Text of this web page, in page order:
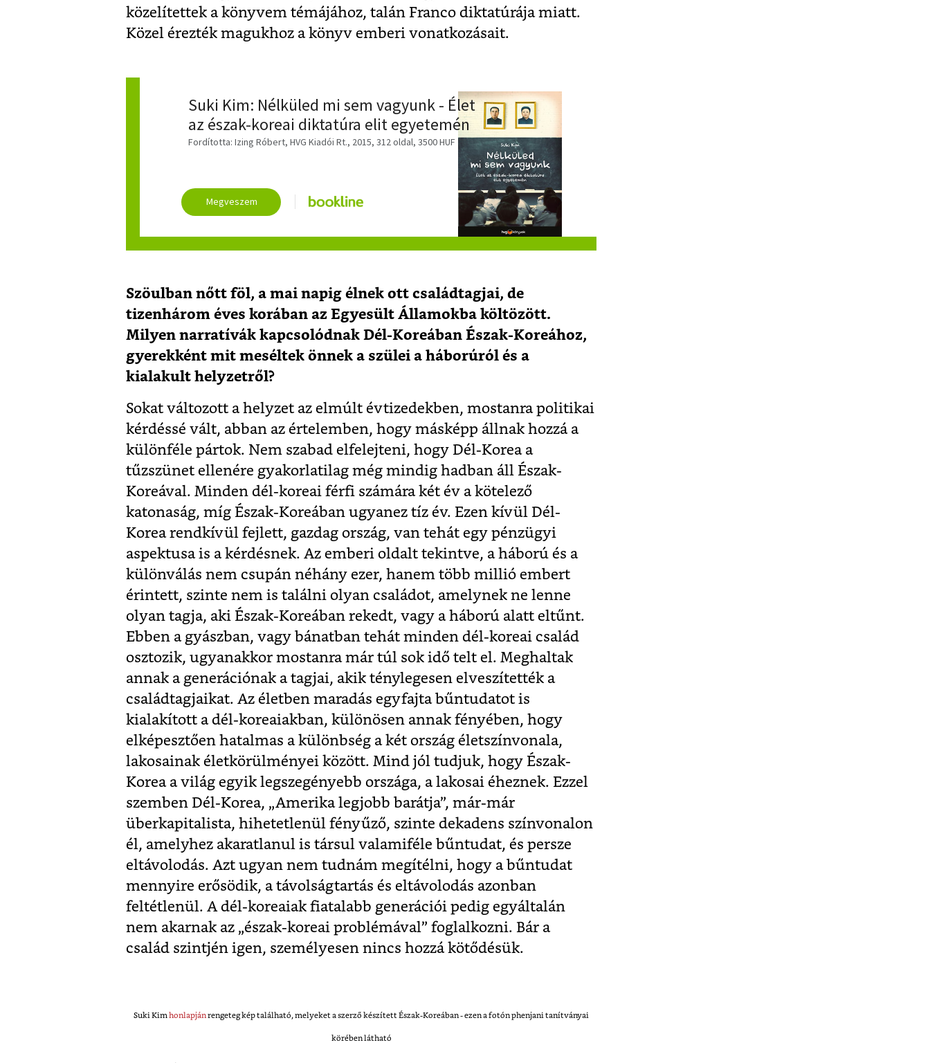
közelítettek a könyvem témájához, talán Franco diktatúrája miatt.
Közel érezték magukhoz a könyv emberi vonatkozásait.
Suki Kim: Nélküled mi sem vagyunk - Élet
az észak-koreai diktatúra elit egyetemén
Fordította: Izing Róbert, HVG Kiadói Rt., 2015, 312 oldal, 3500 HUF
Szöulban nőtt föl, a mai napig élnek ott családtagjai, de
tizenhárom éves korában az Egyesült Államokba költözött.
Milyen narratívák kapcsolódnak Dél-Koreában Észak-Koreához,
gyerekként mit meséltek önnek a szülei a háborúról és a
kialakult helyzetről?
Sokat változott a helyzet az elmúlt évtizedekben, mostanra politikai
kérdéssé vált, abban az értelemben, hogy másképp állnak hozzá a
különféle pártok. Nem szabad elfelejteni, hogy Dél-Korea a
tűzszünet ellenére gyakorlatilag még mindig hadban áll Észak-
Koreával. Minden dél-koreai férfi számára két év a kötelező
katonaság, míg Észak-Koreában ugyanez tíz év. Ezen kívül Dél-
Korea rendkívül fejlett, gazdag ország, van tehát egy pénzügyi
aspektusa is a kérdésnek. Az emberi oldalt tekintve, a háború és a
különválás nem csupán néhány ezer, hanem több millió embert
érintett, szinte nem is találni olyan családot, amelynek ne lenne
olyan tagja, aki Észak-Koreában rekedt, vagy a háború alatt eltűnt.
Ebben a gyászban, vagy bánatban tehát minden dél-koreai család
osztozik, ugyanakkor mostanra már túl sok idő telt el. Meghaltak
annak a generációnak a tagjai, akik ténylegesen elveszítették a
családtagjaikat. Az életben maradás egyfajta bűntudatot is
kialakított a dél-koreaiakban, különösen annak fényében, hogy
elképesztően hatalmas a különbség a két ország életszínvonala,
lakosainak életkörülményei között. Mind jól tudjuk, hogy Észak-
Korea a világ egyik legszegényebb országa, a lakosai éheznek. Ezzel
szemben Dél-Korea, „Amerika legjobb barátja”, már-már
überkapitalista, hihetetlenül fényűző, szinte dekadens színvonalon
él, amelyhez akaratlanul is társul valamiféle bűntudat, és persze
eltávolodás. Azt ugyan nem tudnám megítélni, hogy a bűntudat
mennyire erősödik, a távolságtartás és eltávolodás azonban
feltétlenül. A dél-koreaiak fiatalabb generációi pedig egyáltalán
nem akarnak az „észak-koreai problémával” foglalkozni. Bár a
család szintjén igen, személyesen nincs hozzá kötődésük.
Suki Kim honlapjánrengeteg kép található, melyeket a szerző készített Észak-Koreában - ezen a fotón phenjani tanítványai
körében látható